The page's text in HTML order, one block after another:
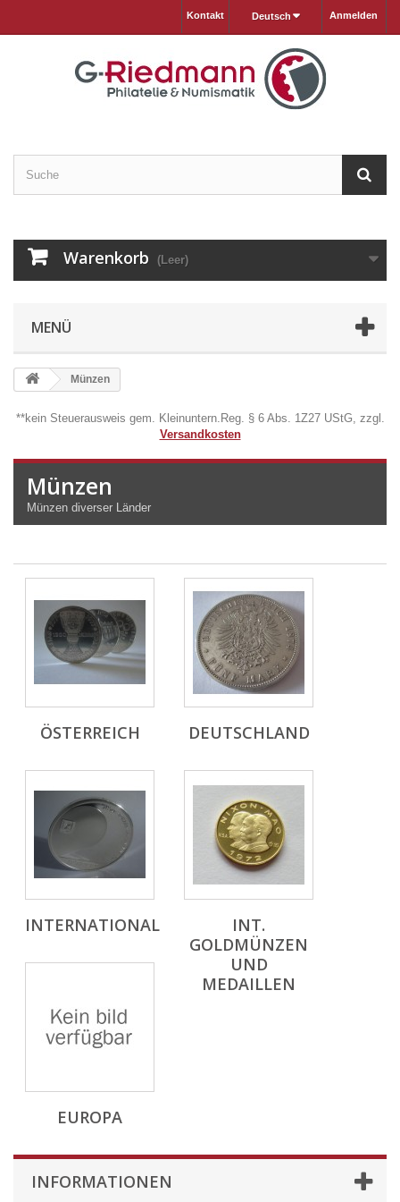
Anmelden
Deutsch
Kontakt
Warenkorb (Leer)
MENÜ
Münzen
**kein Steuerausweis gem. Kleinuntern.Reg. § 6 Abs. 1Z27 UStG, zzgl.
Versandkosten
Münzen
Münzen diverser Länder
ÖSTERREICH DEUTSCHLAND
INTERNATIONAL
INT.
GOLDMÜNZEN
UND
MEDAILLEN
EUROPA
INFORMATIONEN